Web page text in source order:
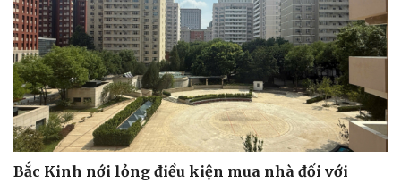
Cải chính
Bắc Kinh nới lỏng điều kiện mua nhà đối với